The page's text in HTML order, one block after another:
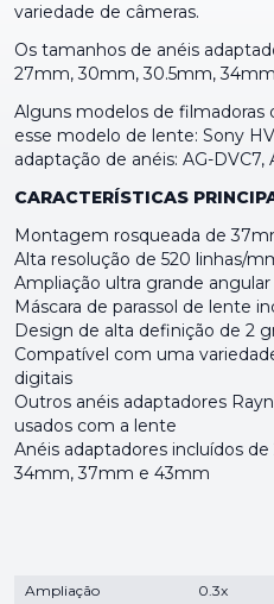
variedade de câmeras.
Os tamanhos de anéis
27mm, 30mm, 30.5mm,
Alguns modelos de filmadoras
esse modelo de lente: Sony
adaptação de anéis: AG-DVC7,
CARACTERÍSTICAS
Montagem rosqueada de
Alta resolução de 520 linhas/
Ampliação ultra grande angular
Máscara de parassol de lente
Design de alta definição de 2
Compatível com uma
digitais
Outros anéis adaptadores
usados com a lente
Anéis adaptadores incluídos
34mm, 37mm e 43mm
Ampliação
0.3x